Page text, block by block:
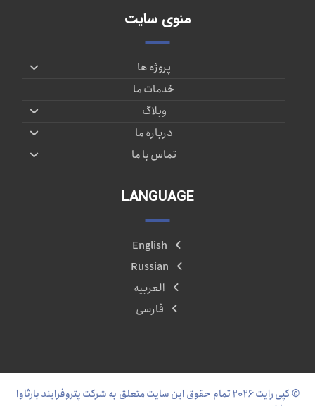
منوی سایت
پروژه ها
خدمات ما
وبلاگ
درباره ما
تماس با ما
LANGUAGE
English
Russian
العربیه
فارسی
© کپی رایت ۲۰۲۶ تمام حقوق این سایت متعلق به شرکت پتروفرایند بارثاوا